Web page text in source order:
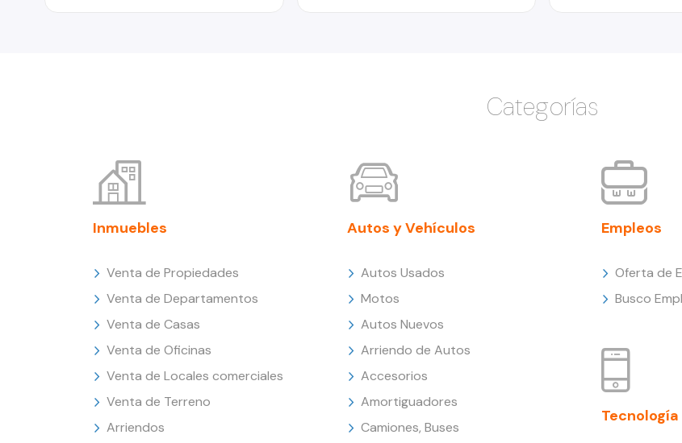
Categorías
Inmuebles
Venta de Propiedades
Venta de Departamentos
Venta de Casas
Venta de Oficinas
Venta de Locales comerciales
Venta de Terreno
Arriendos
Autos y Vehículos
Autos Usados
Motos
Autos Nuevos
Arriendo de Autos
Accesorios
Amortiguadores
Camiones, Buses
Empleos
Oferta de
Busco
Tecnología